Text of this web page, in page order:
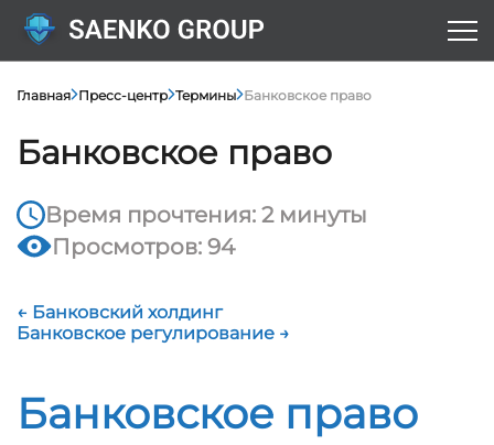
Главная Пресс-центр Термины Банковское право
Банковское право
Время прочтения: 2 минуты
Просмотров: 94
← Банковский холдинг
Банковское регулирование →
Банковское право